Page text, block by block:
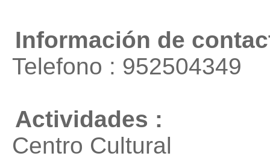
Información de
Telefono : 952504349
Actividades :
Centro Cultural